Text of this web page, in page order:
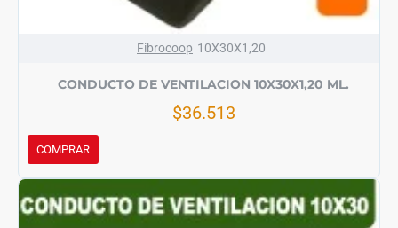
Fibrocoop 10X30X1,20
CONDUCTO DE VENTILACION 10X30X1,20 ML.
$36.513
COMPRAR